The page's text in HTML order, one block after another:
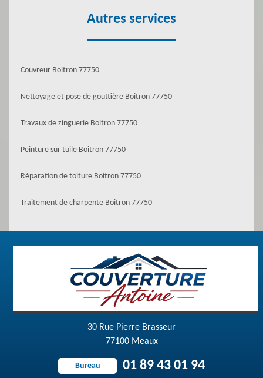
Autres services
Couvreur Boitron 77750
Nettoyage et pose de gouttière Boitron 77750
Travaux de zinguerie Boitron 77750
Peinture sur tuile Boitron 77750
Réparation de toiture Boitron 77750
Traitement de charpente Boitron 77750
30 Rue Pierre Brasseur
77100 Meaux
Bureau 01 89 43 01 94